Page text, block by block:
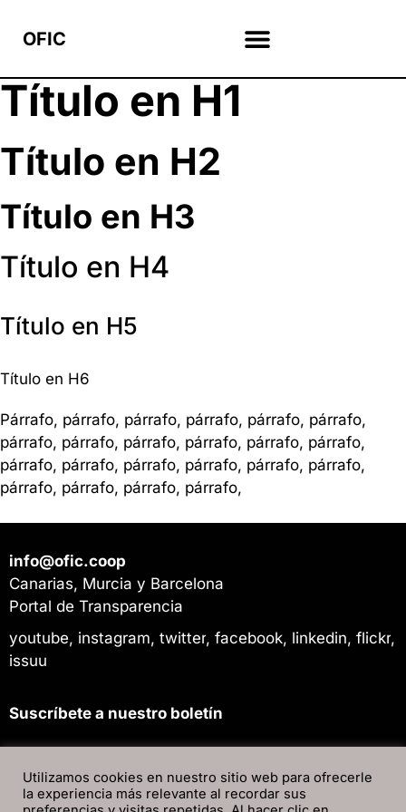
OFIC
Título en H1
Título en H2
Título en H3
Título en H4
Título en H5
Título en H6
Párrafo, párrafo, párrafo, párrafo, párrafo, párrafo,
párrafo, párrafo, párrafo, párrafo, párrafo, párrafo,
párrafo, párrafo, párrafo, párrafo, párrafo, párrafo,
párrafo, párrafo, párrafo, párrafo,
info@ofic.coop
Canarias, Murcia y Barcelona
Portal de Transparencia
youtube, instagram, twitter, facebook, linkedin, flickr,
issuu
Suscríbete a nuestro boletín
Utilizamos cookies en nuestro sitio web para ofrecerle
la experiencia más relevante al recordar sus